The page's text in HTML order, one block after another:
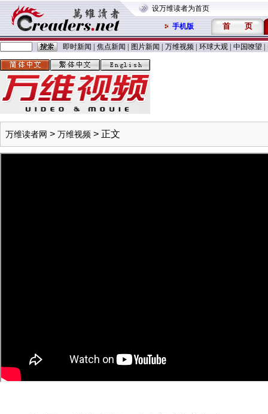
设万维读者为首页
手机版 首 页
即时新闻 焦点新闻 图片新闻 万维视频 环球大观 中国嘹望
万维读者网 > 万维视频 > 正文